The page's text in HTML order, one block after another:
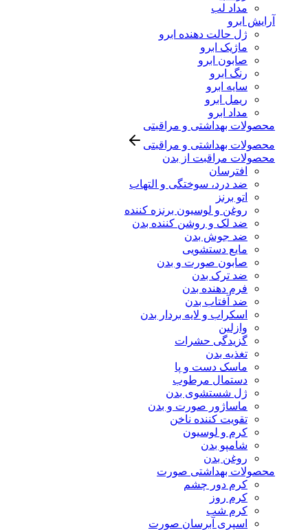
مداد لب
آرایش ابرو
ژل حالت دهنده ابرو
ماژیک ابرو
صابون ابرو
رنگ ابرو
سایه ابرو
ریمل ابرو
مداد ابرو
محصولات بهداشتی و مراقبتی
محصولات بهداشتی و مراقبتی
محصولات مراقبت از بدن
افترسان
ضد درد، سوختگی و التهاب
اتو برنز
روغن و لوسیون برنزه کننده
ضد لک و روشن کننده بدن
ضد جوش بدن
مایع دستشویی
صابون صورت و بدن
ضد ترک بدن
فرم دهنده بدن
ضد آفتاب بدن
اسکراب و لایه بردار بدن
وازلین
گزیدگی حشرات
تغذیه بدن
ماسک دست و پا
دستمال مرطوب
ژل شستشوی بدن
ماساژور صورت و بدن
تقویت کننده ناخن
کرم و لوسیون
شامپو بدن
روغن بدن
محصولات بهداشتی صورت
کرم دور چشم
کرم روز
کرم شب
اسپری آبرسان صورت